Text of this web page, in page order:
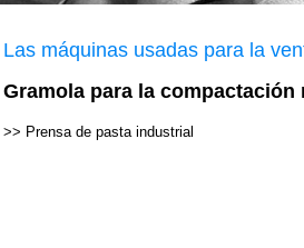
Las máquinas usadas para la
Gramola para la compactación
>> Prensa de pasta industrial